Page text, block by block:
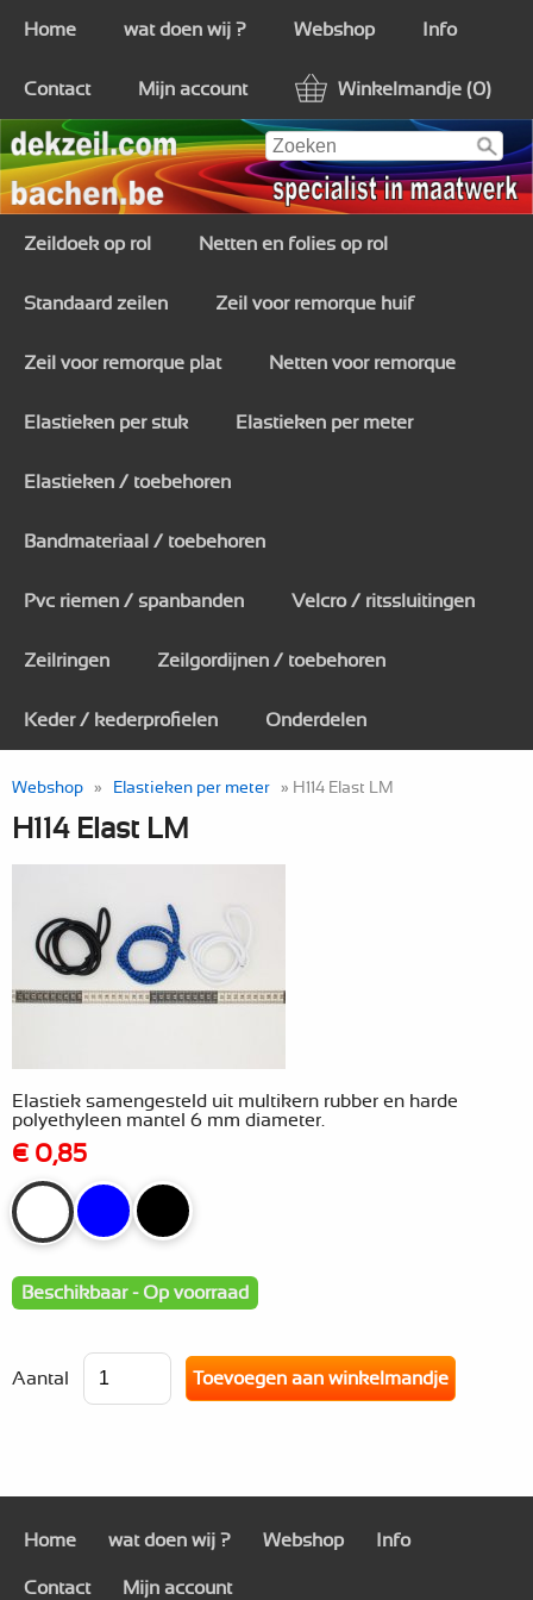
Home wat doen wij ? Webshop Info
Contact Mijn account Winkelmandje (0)
Zeildoek op rol Netten en folies op rol
Standaard zeilen Zeil voor remorque huif
Zeil voor remorque plat Netten voor remorque
Elastieken per stuk Elastieken per meter
Elastieken / toebehoren
Bandmateriaal / toebehoren
Pvc riemen / spanbanden Velcro / ritssluitingen
Zeilringen Zeilgordijnen / toebehoren
Keder / kederprofielen Onderdelen
Webshop » Elastieken per meter » H114 Elast LM
H114 Elast LM
Elastiek samengesteld uit multikern rubber en harde
polyethyleen mantel 6 mm diameter.
€ 0,85
Beschikbaar - Op voorraad
Aantal
Home wat doen wij ? Webshop Info
Contact Mijn account